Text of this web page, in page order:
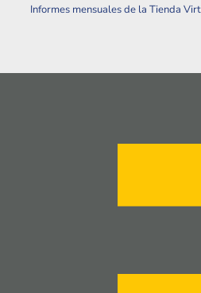
Informes mensuales de la Tienda